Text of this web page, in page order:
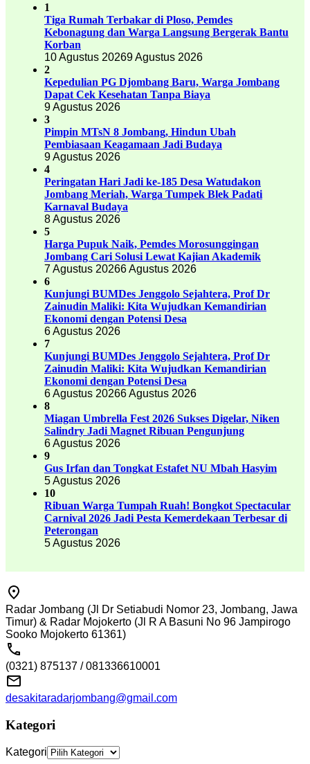
1
Tiga Rumah Terbakar di Ploso, Pemdes
Kebonagung dan Warga Langsung Bergerak Bantu
Korban
10 Agustus 20269 Agustus 2026
2
Kepedulian PG Djombang Baru, Warga Jombang
Dapat Cek Kesehatan Tanpa Biaya
9 Agustus 2026
3
Pimpin MTsN 8 Jombang, Hindun Ubah
Pembiasaan Keagamaan Jadi Budaya
9 Agustus 2026
4
Peringatan Hari Jadi ke-185 Desa Watudakon
Jombang Meriah, Warga Tumpek Blek Padati
Karnaval Budaya
8 Agustus 2026
5
Harga Pupuk Naik, Pemdes Morosunggingan
Jombang Cari Solusi Lewat Kajian Akademik
7 Agustus 20266 Agustus 2026
6
Kunjungi BUMDes Jenggolo Sejahtera, Prof Dr
Zainudin Maliki: Kita Wujudkan Kemandirian
Ekonomi dengan Potensi Desa
6 Agustus 2026
7
Kunjungi BUMDes Jenggolo Sejahtera, Prof Dr
Zainudin Maliki: Kita Wujudkan Kemandirian
Ekonomi dengan Potensi Desa
6 Agustus 20266 Agustus 2026
8
Miagan Umbrella Fest 2026 Sukses Digelar, Niken
Salindry Jadi Magnet Ribuan Pengunjung
6 Agustus 2026
9
Gus Irfan dan Tongkat Estafet NU Mbah Hasyim
5 Agustus 2026
10
Ribuan Warga Tumpah Ruah! Bongkot Spectacular
Carnival 2026 Jadi Pesta Kemerdekaan Terbesar di
Peterongan
5 Agustus 2026
Radar Jombang (Jl Dr Setiabudi Nomor 23, Jombang, Jawa
Timur) & Radar Mojokerto (Jl R A Basuni No 96 Jampirogo
Sooko Mojokerto 61361)
(0321) 875137 / 081336610001
desakitaradarjombang@gmail.com
Kategori
Kategori